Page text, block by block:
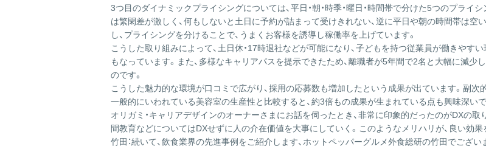
3つ目のダイナミックプライシングについては、平日・朝・時季・曜日・時間帯で分けた5つのプライ
は繁閑差が激しく、何もしないと土日に予約が詰まって受けきれない、逆に平日や朝の時間帯は
し、プライシングを分けることで、うまくお客様を誘導し稼働率を上げています。
こうした取り組みによって、土日休・17時退社などが可能になり、子どもを持つ従業員が働きやす
もなっています。また、多様なキャリアパスを提示できたため、離職者が5年間で2名と大幅に減少
のです。
こうした魅力的な環境が口コミで広がり、採用の応募数も増加したという成果が出ています。副次
一般的にいわれている美容室の生産性と比較すると、約3倍もの成果が生まれている点も興味深いで
オリガミ・キャリアデザインのオーナーさまにお話を伺ったとき、非常に印象的だったのがDXの取
間教育などについてはDXせずに人の介在価値を大事にしていく。このようなメリハリが、良い効
竹田：続いて、飲食業界の先進事例をご紹介します、ホットペッパーグルメ外食総研の竹田でござい